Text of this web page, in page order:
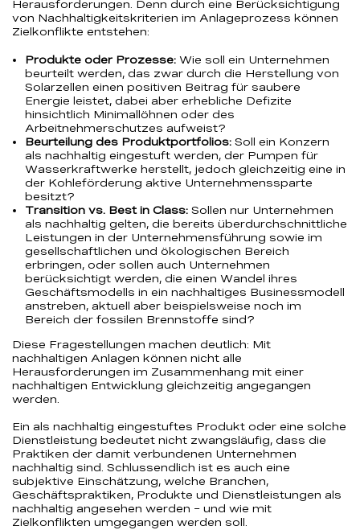
Herausforderungen. Denn durch eine Berücksichtigung
von Nachhaltigkeitskriterien im Anlageprozess können
Zielkonflikte entstehen:
Produkte oder Prozesse: Wie soll ein Unternehmen
beurteilt werden, das zwar durch die Herstellung von
Solarzellen einen positiven Beitrag für saubere
Energie leistet, dabei aber erhebliche Defizite
hinsichtlich Minimallöhnen oder des
Arbeitnehmerschutzes aufweist?
Beurteilung des Produktportfolios: Soll ein Konzern
als nachhaltig eingestuft werden, der Pumpen für
Wasserkraftwerke herstellt, jedoch gleichzeitig eine in
der Kohleförderung aktive Unternehmenssparte
besitzt?
Transition vs. Best in Class: Sollen nur Unternehmen
als nachhaltig gelten, die bereits überdurchschnittliche
Leistungen in der Unternehmensführung sowie im
gesellschaftlichen und ökologischen Bereich
erbringen, oder sollen auch Unternehmen
berücksichtigt werden, die einen Wandel ihres
Geschäftsmodells in ein nachhaltiges Businessmodell
anstreben, aktuell aber beispielsweise noch im
Bereich der fossilen Brennstoffe sind?
Diese Fragestellungen machen deutlich: Mit
nachhaltigen Anlagen können nicht alle
Herausforderungen im Zusammenhang mit einer
nachhaltigen Entwicklung gleichzeitig angegangen
werden.
Ein als nachhaltig eingestuftes Produkt oder eine solche
Dienstleistung bedeutet nicht zwangsläufig, dass die
Praktiken der damit verbundenen Unternehmen
nachhaltig sind. Schlussendlich ist es auch eine
subjektive Einschätzung, welche Branchen,
Geschäftspraktiken, Produkte und Dienstleistungen als
nachhaltig angesehen werden – und wie mit
Zielkonflikten umgegangen werden soll.